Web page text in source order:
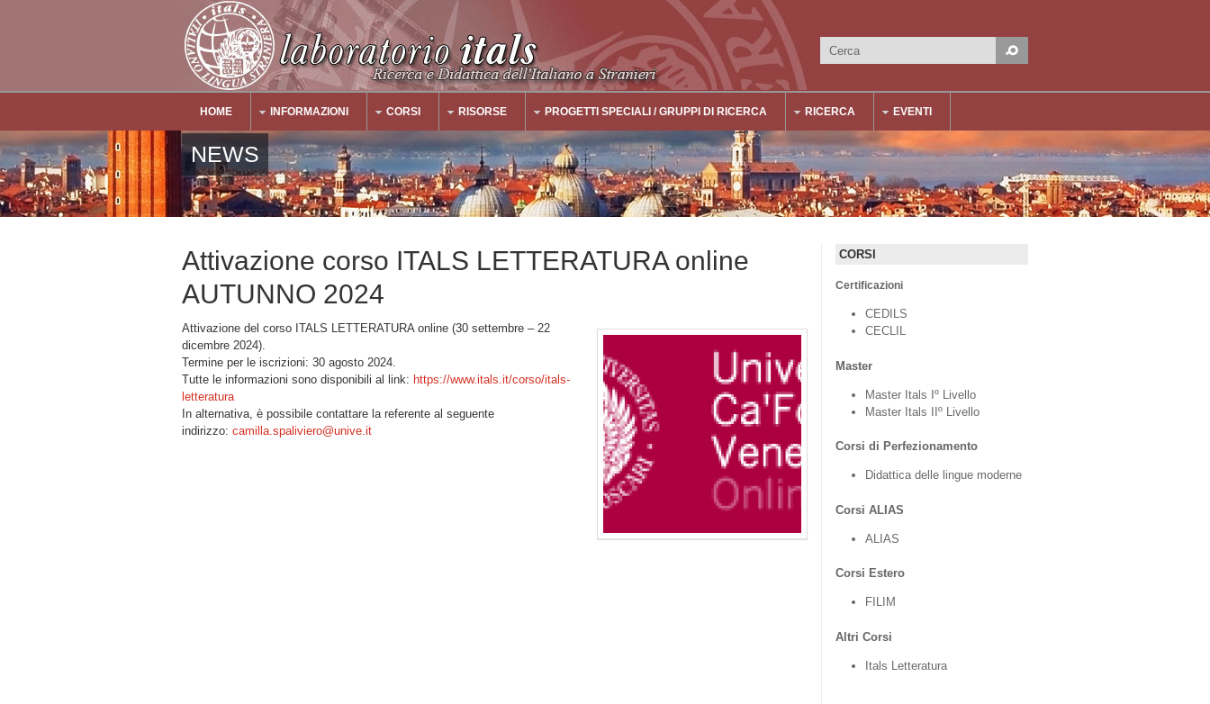
Form di ricerca
Cerca
Main Menu
HOME INFORMAZIONI CORSI RISORSE PROGETTI SPECIALI / GRUPPI DI RICERCA RICERCA EVENTI
NEWS
Attivazione corso ITALS LETTERATURA online
AUTUNNO 2024
Attivazione del corso ITALS LETTERATURA online (30 settembre – 22
dicembre 2024).
Termine per le iscrizioni: 30 agosto 2024.
Tutte le informazioni sono disponibili al link: https://www.itals.it/corso/itals-
letteratura
In alternativa, è possibile contattare la referente al seguente
indirizzo: camilla.spaliviero@unive.it
CORSI
Certificazioni
CEDILS
CECLIL
Master
Master Itals Iº Livello
Master Itals IIº Livello
Corsi di Perfezionamento
Didattica delle lingue moderne
Corsi ALIAS
ALIAS
Corsi Estero
FILIM
Altri Corsi
Itals Letteratura